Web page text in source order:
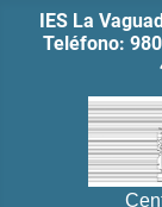
IES La
Teléfono: